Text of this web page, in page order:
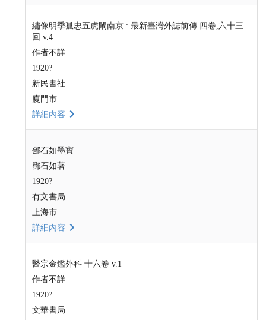
繡像明季孤忠五虎閙南京 : 最新臺灣外誌前傳 四卷,六十三
回 v.4
作者不詳
1920?
新民書社
廈門市
詳細內容
鄧石如墨寶
鄧石如著
1920?
有文書局
上海市
詳細內容
醫宗金鑑外科 十六卷 v.1
作者不詳
1920?
文華書局